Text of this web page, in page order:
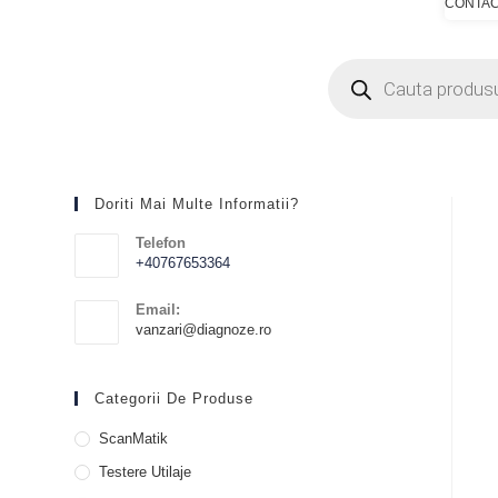
Doriti Mai Multe Informatii?
Telefon
+40767653364
Email:
vanzari@diagnoze.ro
Categorii De Produse
ScanMatik
Testere Utilaje